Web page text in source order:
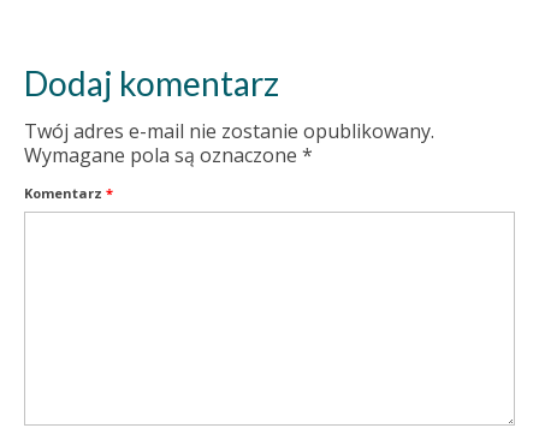
Dodaj komentarz
Twój adres e-mail nie zostanie opublikowany.
Wymagane pola są oznaczone *
Komentarz *